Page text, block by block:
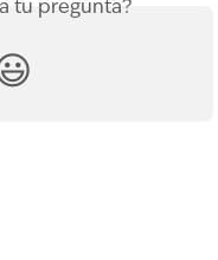
tu pregunta?